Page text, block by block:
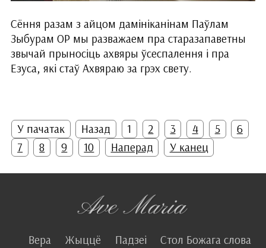
Сёння разам з айцом дамініканінам Паўлам
Зыбурам ОР мы разважаем пра старазапаветны
звычай прыносіць ахвяры ўсеспалення і пра
Езуса, які стаў Ахвяраю за грэх свету.
У пачатак Назад 1 2 3 4 5
6
7
8 9 10 Наперад У канец
Вера Жыццё Падзеі
Стол Божага слова